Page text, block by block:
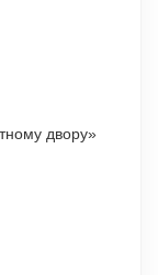
двору»